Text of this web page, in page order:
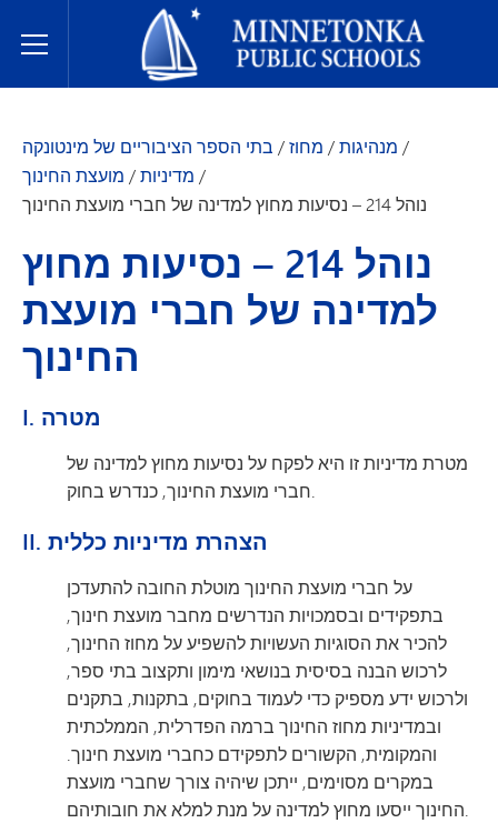
Toggle Menu
בתי הספר הציבוריים של מינטונקה
בתי הספר הציבוריים של מינטונקה /מחוז /מנהיגות /
מועצת החינוך /מדיניות /
נוהל 214 – נסיעות מחוץ למדינה של חברי מועצת החינוך
נוהל 214 – נסיעות מחוץ
למדינה של חברי מועצת
החינוך
I. מטרה
מטרת מדיניות זו היא לפקח על נסיעות מחוץ למדינה של
חברי מועצת החינוך, כנדרש בחוק.
II. הצהרת מדיניות כללית
על חברי מועצת החינוך מוטלת החובה להתעדכן
בתפקידים ובסמכויות הנדרשים מחבר מועצת חינוך,
להכיר את הסוגיות העשויות להשפיע על מחוז החינוך,
לרכוש הבנה בסיסית בנושאי מימון ותקצוב בתי ספר,
ולרכוש ידע מספיק כדי לעמוד בחוקים, בתקנות, בתקנים
ובמדיניות מחוז החינוך ברמה הפדרלית, הממלכתית
והמקומית, הקשורים לתפקידם כחברי מועצת חינוך.
במקרים מסוימים, ייתכן שיהיה צורך שחברי מועצת
החינוך ייסעו מחוץ למדינה על מנת למלא את חובותיהם.